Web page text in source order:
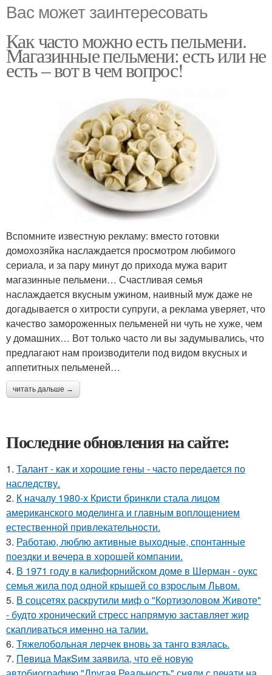
Вас может заинтересовать
Как часто можно есть пельмени.
Магазинные пельмени: есть или не
есть – вот в чем вопрос!
Вспомните известную рекламу: вместо готовки
домохозяйка наслаждается просмотром любимого
сериала, и за пару минут до прихода мужа варит
магазинные пельмени… Счастливая семья
наслаждается вкусным ужином, наивный муж даже не
догадывается о хитрости супруги, а реклама уверяет, что
качество замороженных пельменей ни чуть не хуже, чем
у домашних… Вот только часто ли вы задумывались, что
предлагают нам производители под видом вкусных и
аппетитных пельменей…
читать дальше →
Последние обновления на сайте:
1. Талант - как и хорошие гены - часто передается по
наследству.
2. К началу 1980-х Кристи бринкли стала лицом
американского моделинга и главным воплощением
естественной привлекательности.
3. Работаю, люблю активные выходные, спонтанные
поездки и вечера в хорошей компании.
4. В 1971 году в калифорнийском доме в Шерман - оукс
семья жила под одной крышей со взрослым Львом.
5. В соцсетях раскрутили миф о "Кортизоловом Животе"
- будто хронический стресс напрямую заставляет жир
скапливаться именно на талии.
6. Тяжелобольная лерчек вновь за танго взялась.
7. Пeвица MакSим заявила, что её новую